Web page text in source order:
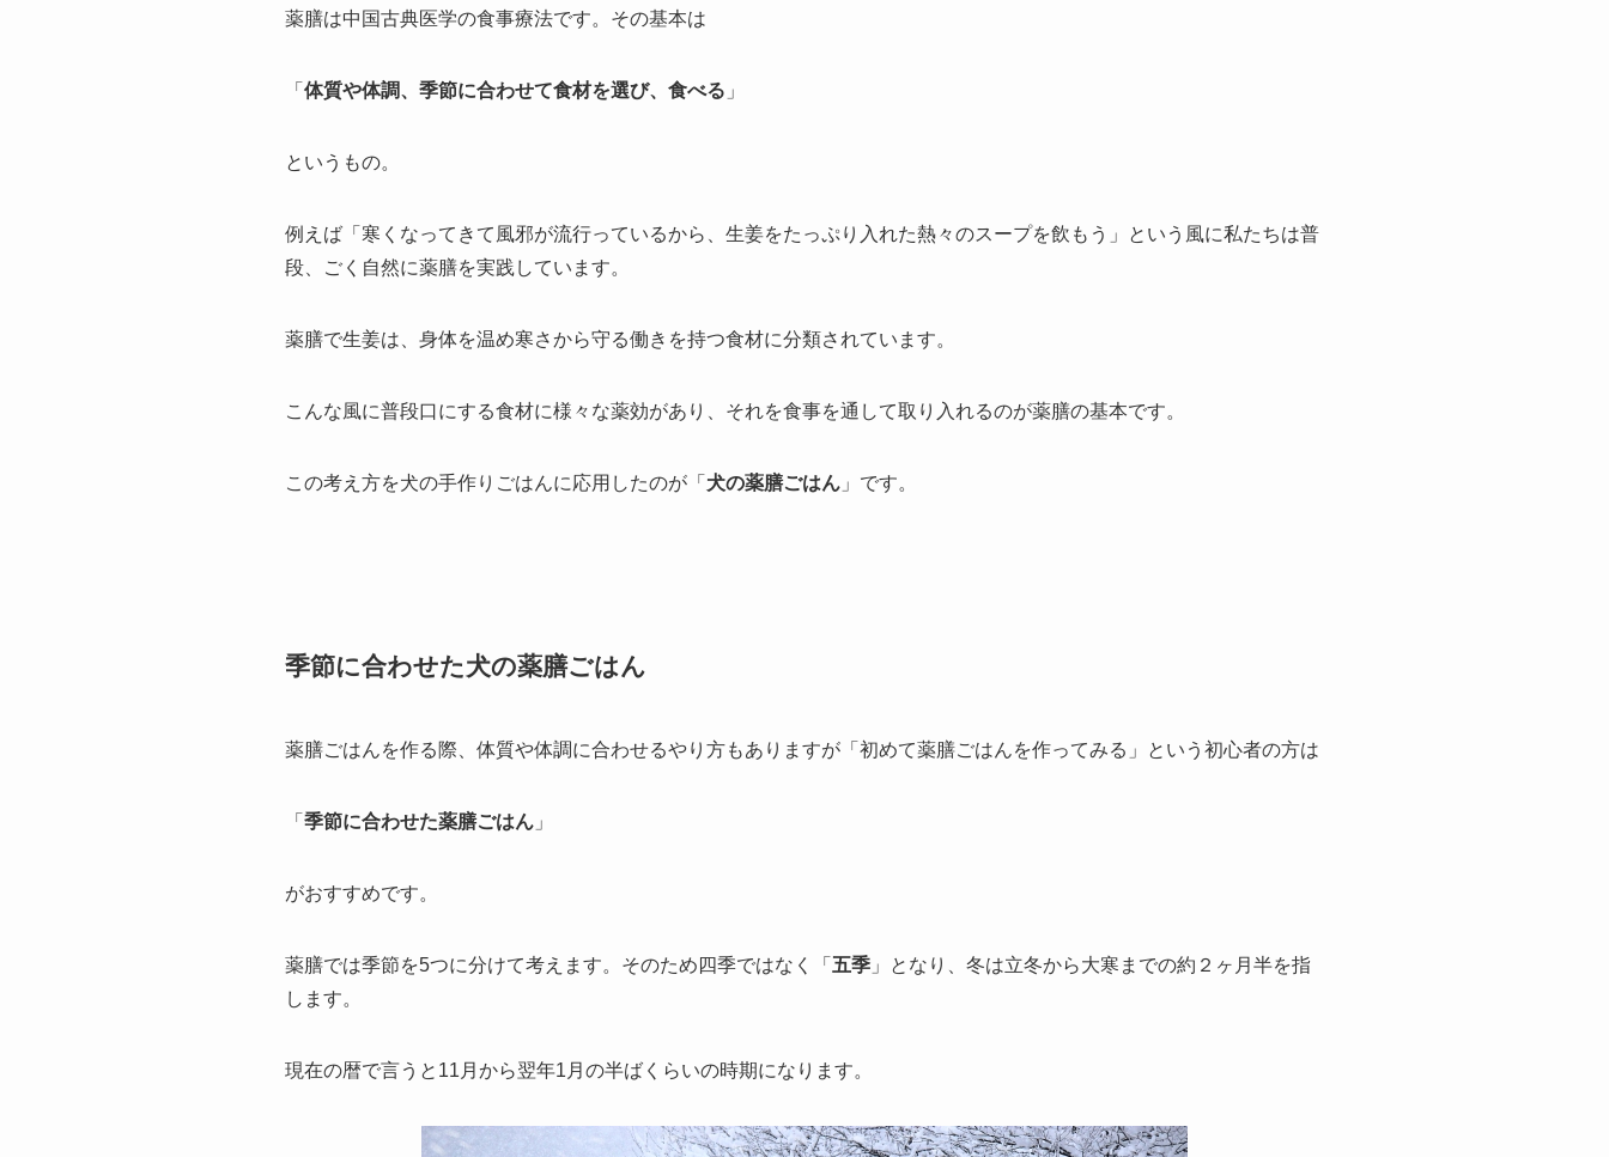
薬膳は中国古典医学の食事療法です。その基本は
「 体質や体調、季節に合わせて食材を選び、食べる 」
というもの。
例えば「寒くなってきて風邪が流行っているから、生姜をたっぷり入れた熱々のスープを飲もう」という風に私たちは普
段、ごく自然に薬膳を実践しています。
薬膳で生姜は、身体を温め寒さから守る働きを持つ食材に分類されています。
こんな風に普段口にする食材に様々な薬効があり、それを食事を通して取り入れるのが薬膳の基本です。
この考え方を犬の手作りごはんに応用したのが「 犬の薬膳ごはん 」です。
季節に合わせた犬の薬膳ごはん
薬膳ごはんを作る際、体質や体調に合わせるやり方もありますが「初めて薬膳ごはんを作ってみる」という初心者の方は
「 季節に合わせた薬膳ごはん 」
がおすすめです。
薬膳では季節を5つに分けて考えます。そのため四季ではなく「 五季 」となり、冬は立冬から大寒までの約２ヶ月半を指
します。
現在の暦で言うと11月から翌年1月の半ばくらいの時期になります。